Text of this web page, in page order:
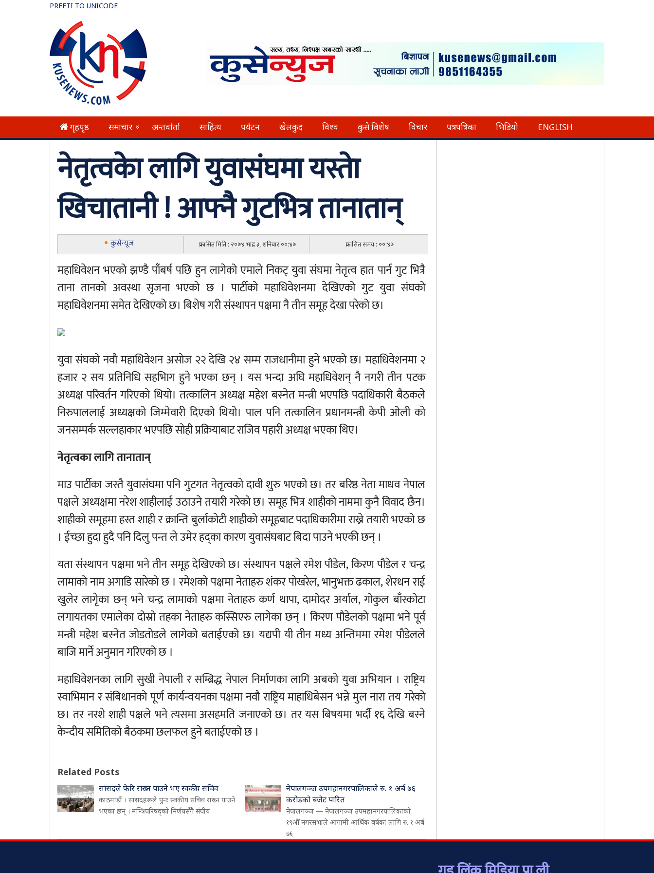
PREETI TO UNICODE
गृहपृष्ठ समाचार » अन्तर्वार्ता साहित्य पर्यटन खेलकुद विश्व कुसे विशेष विचार पत्रपत्रिका भिडियो ENGLISH
नेतृत्वकाे लागि युवासंघमा यस्ताे
खिचातानी ! आफ्नै गुटभित्र तानातान्
कुसेन्यूज प्रकासित मिति : २०७४ भाद्र ३, शनिबार ००:४७ प्रकासित समय : ००:४७
महाधिवेशन भएको झण्डै पाँंबर्ष पछि हुन लागेको एमाले निकट् युवा संघमा नेतृत्व हात पार्न गुट भित्रै
ताना तानकाे अवस्था सृजना भएको छ । पार्टीको महाधिवेशनमा देखिएको गुट युवा संघको
महाधिवेशनमा समेत देखिएको छ। बिशेष गरी संस्थापन पक्षमा नै तीन समूह देखा परेको छ।
युवा संघको नवौ महाधिवेशन असोज २२ देखि २४ सम्म राजधानीमा हुने भएको छ। महाधिवेशनमा २
हजार २ सय प्रतिनिधि सहभािग हुने भएका छन् । यस भन्दा अघि महाधिवेशन् नै नगरी तीन पटक
अध्यक्ष परिवर्तन गरिएको थियो। तत्कालिन अध्यक्ष महेश बस्नेत मन्त्री भएपछि पदाधिकारी बैठकले
निरुपाललाई अध्यक्षको जिम्मेवारी दिएको थियो। पाल पनि तत्कालिन प्रधानमन्त्री केपी ओली को
जनसम्पर्क सल्लहाकार भएपछि सोही प्रक्रियाबाट राजिव पहारी अध्यक्ष भएका थिए।
नेतृत्वका लागि तानातान्
माउ पार्टीका जस्तै युवासंघमा पनि गुटगत नेतृत्वको दावी शुरु भएको छ। तर बरिष्ठ नेता माधव नेपाल
पक्षले अध्यक्षमा नरेश शाहीलाई उठाउने तयारी गरेको छ। समूह भित्र शाहीको नाममा कुनै विवाद छैन।
शाहीको समूहमा हस्त शाही र क्रान्ति बुर्लाकोटी शाहीको समूहबाट पदाधिकारीमा राख्ने तयारी भएको छ
। ईच्छा हुदा हुदै पनि दिलु पन्त ले उमेर हद्का कारण युवासंघबाट बिदा पाउने भएकी छन् ।
यता संस्थापन पक्षमा भने तीन समूह देखिएको छ। संस्थापन पक्षले रमेश पौडेल, किरण पौडेल र चन्द्र
लामाको नाम अगाडि सारेको छ । रमेशको पक्षमा नेताहरु शंकर पोखरेल, भानुभक्त ढकाल, शेरधन राई
खुलेर लागेृका छन् भने चन्द्र लामाको पक्षमा नेताहरु कर्ण थापा, दामोदर अर्याल, गोकुल बाँस्कोटा
लगायतका एमालेका दोस्रो तहका नेताहरु कस्सिएरु लागेका छन् । किरण पौडेलको पक्षमा भने पूर्व
मन्त्री महेश बस्नेत जोडतोडले लागेको बताईएको छ। यद्यपी यी तीन मध्य अन्तिममा रमेश पौडेलले
बाजि मार्ने अनुमान गरिएको छ ।
महाधिवेशनका लागि सुखी नेपाली र सम्ब्रिद्ध नेपाल निर्माणका लागि अबको युवा अभियान । राष्ट्रिय
स्वाभिमान र संबिधानको पूर्ण कार्यन्वयनका पक्षमा नवौ राष्ट्रिय माहाधिबेसन भन्ने मुल नारा तय गरेको
छ। तर नरशे शाही पक्षले भने त्यसमा असहमति जनाएको छ। तर यस बिषयमा भर्दौ १६ देखि बस्ने
केन्दीय समितिको बैठकमा छलफल हुने बताईएको छ ।
Related Posts
सांसदले फेरि राख्न पाउने भए स्वकीय सचिव
काठमाडौं । सांसदहरूले पुनः स्वकीय सचिव राख्न पाउने
भएका छन् । मन्त्रिपरिषद्को निर्णयसँगै संघीय
नेपालगञ्ज उपमहानगरपालिकाले रु. १ अर्ब ७६
करोडको बजेट पारित
नेपालगञ्ज — नेपालगञ्ज उपमहानगरपालिकाको
१९औँ नगरसभाले आगामी आर्थिक वर्षका लागि रु. १ अर्ब
७६